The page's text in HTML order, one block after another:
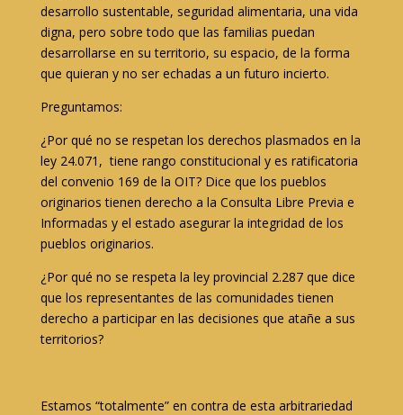
desarrollo sustentable, seguridad alimentaria, una vida
digna, pero sobre todo que las familias puedan
desarrollarse en su territorio, su espacio, de la forma
que quieran y no ser echadas a un futuro incierto.
Preguntamos:
¿Por qué no se respetan los derechos plasmados en la
ley 24.071, tiene rango constitucional y es ratificatoria
del convenio 169 de la OIT? Dice que los pueblos
originarios tienen derecho a la Consulta Libre Previa e
Informadas y el estado asegurar la integridad de los
pueblos originarios.
¿Por qué no se respeta la ley provincial 2.287 que dice
que los representantes de las comunidades tienen
derecho a participar en las decisiones que atañe a sus
territorios?
Estamos “totalmente” en contra de esta arbitrariedad